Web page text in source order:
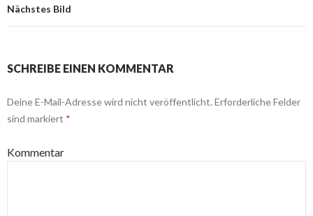
Nächstes Bild
SCHREIBE EINEN KOMMENTAR
Deine E-Mail-Adresse wird nicht veröffentlicht. Erforderliche Felder
sind markiert *
Kommentar